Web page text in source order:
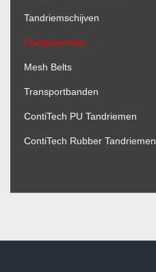
Tandriemschijven
Componenten
Mesh Belts
Transportbanden
ContiTech PU Tandriemen
ContiTech Rubber Tandriemen